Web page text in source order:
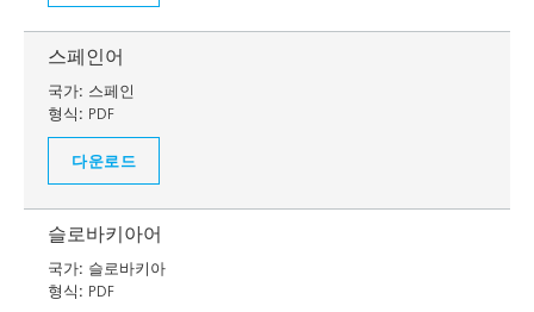
스페인어
국가: 스페인
형식: PDF
다운로드
슬로바키아어
국가: 슬로바키아
형식: PDF